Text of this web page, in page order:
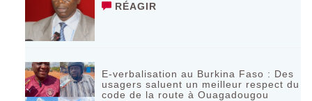
RÉAGIR
E-verbalisation au Burkina Faso : Des
usagers saluent un meilleur respect du
code de la route à Ouagadougou